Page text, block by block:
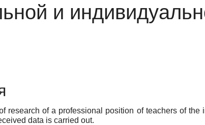
и
research of a professional position of teachers of
data is carried out.